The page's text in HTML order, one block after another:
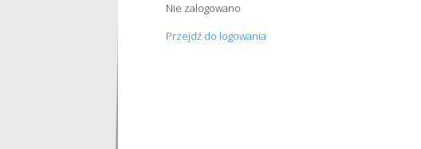
Nie zalogowano
Przejdź do logowania